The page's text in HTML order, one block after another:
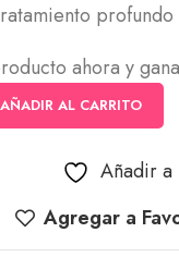
ahora y gana
AÑADIR AL CARRITO
Añadir a
Agregar a